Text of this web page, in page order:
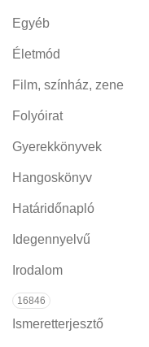
Egyéb
Életmód
Film, színház, zene
Folyóirat
Gyerekkönyvek
Hangoskönyv
Határidőnapló
Idegennyelvű
Irodalom
16846
Ismeretterjesztő